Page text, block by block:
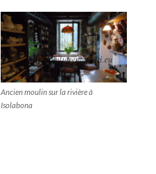
Ancien moulin sur la rivière à
Isolabona